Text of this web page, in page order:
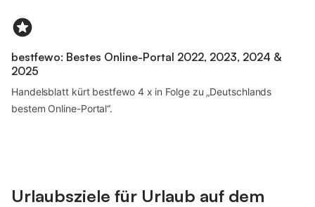
bestfewo: Bestes Online-Portal 2022, 2023, 2024 &
2025
Handelsblatt kürt bestfewo 4 x in Folge zu „Deutschlands
bestem Online-Portal“.
Urlaubsziele für Urlaub auf dem